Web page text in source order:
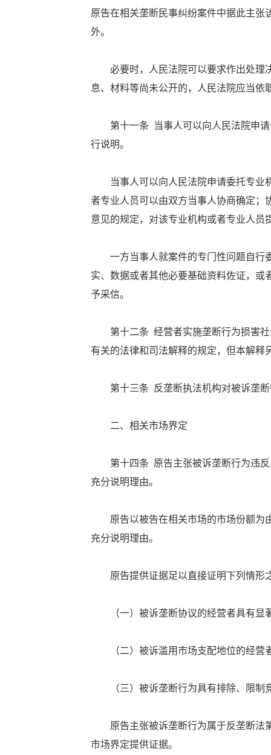
原告在相关垄断民事纠纷案件中据此主
外。
必要时，人民法院可以要求作出处理决
息、材料等尚未公开的，人民法院应当依
第十一条 当事人可以向人民法院申请
行说明。
当事人可以向人民法院申请委托专业机
者专业人员可以由双方当事人协商确定；
意见的规定，对该专业机构或者专业人
一方当事人就案件的专门性问题自行委
实、数据或者其他必要基础资料佐证，
予采信。
第十二条 经营者实施垄断行为损害社
有关的法律和司法解释的规定，但本解释
第十三条 反垄断执法机构对被诉垄断
二、相关市场界定
第十四条 原告主张被诉垄断行为违反
充分说明理由。
原告以被告在相关市场的市场份额为由
充分说明理由。
原告提供证据足以直接证明下列情形
（一）被诉垄断协议的经营者具有显
（二）被诉滥用市场支配地位的经营
（三）被诉垄断行为具有排除、限制
原告主张被诉垄断行为属于反垄断法第
市场界定提供证据。